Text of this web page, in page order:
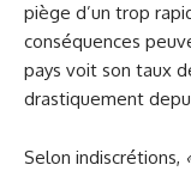
piège d’un trop
conséquences
pays voit son taux
drastiquement
Selon indiscrétions,